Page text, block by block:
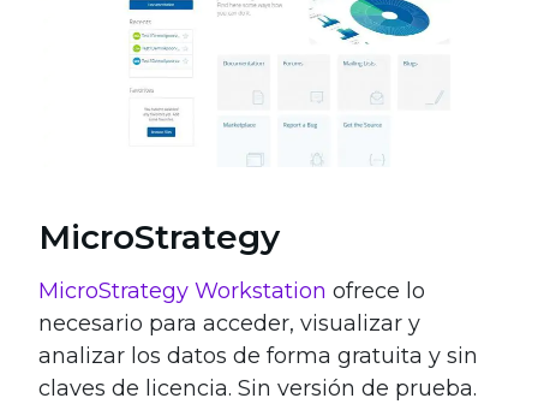
MicroStrategy
MicroStrategy Workstation ofrece lo
necesario para acceder, visualizar y
analizar los datos de forma gratuita y sin
claves de licencia. Sin versión de prueba.